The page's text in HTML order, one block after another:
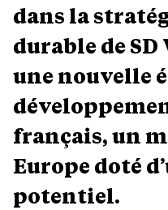
dans la
durable de
une nouvelle
français, un
Europe doté
potentiel.